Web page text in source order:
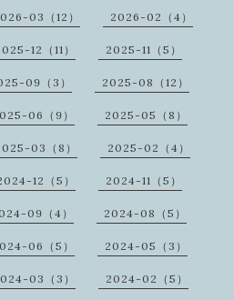
03（12） 2026-02（4）
12（11） 2025-11（5）
09（3） 2025-08（12）
06（9） 2025-05（8）
03（8） 2025-02（4）
12（5） 2024-11（5）
09（4） 2024-08（5）
06（5） 2024-05（3）
03（3） 2024-02（5）